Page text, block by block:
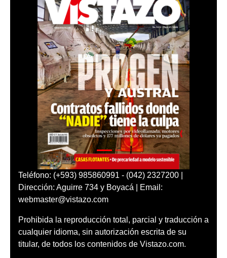
Teléfono: (+593) 985860991 - (042) 2327200 |
Dirección: Aguirre 734 y Boyacá | Email:
webmaster@vistazo.com
Prohibida la reproducción total, parcial y traducción a
cualquier idioma, sin autorización escrita de su
titular, de todos los contenidos de Vistazo.com.